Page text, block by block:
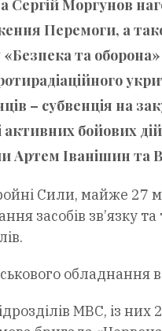
Сергій Моргунов
Перемоги, а
та
– субвенція на
активних бойових
Артем Іванішин
Сили, майже 27
засобів зв’язку
обладнання
МВС, із них